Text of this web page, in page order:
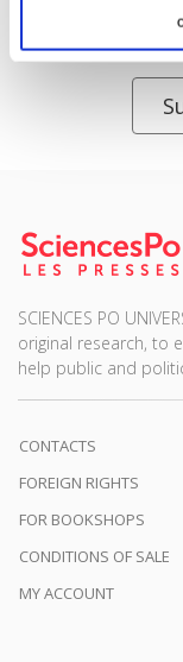
SCIENCES PO
original research, to
help public and
CONTACTS
FOREIGN RIGHTS
FOR BOOKSHOPS
CONDITIONS OF SALE
MY ACCOUNT